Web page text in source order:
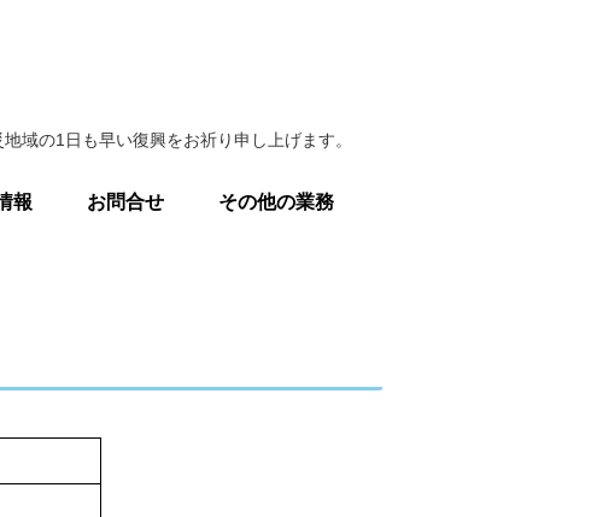
域の1日も早い復興をお祈り申し上げます。
報 お問合せ その他の業務